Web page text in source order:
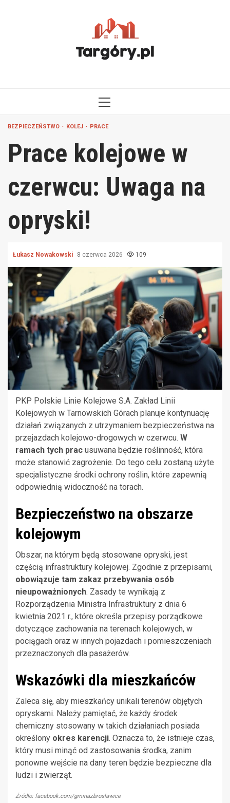
MENU
BEZPIECZEŃSTWO KOLEJ PRACE
Prace kolejowe w
czerwcu: Uwaga na
opryski!
Łukasz Nowakowski 8 czerwca 2026 109
PKP Polskie Linie Kolejowe S.A. Zakład Linii
Kolejowych w Tarnowskich Górach planuje kontynuację
działań związanych z utrzymaniem bezpieczeństwa na
przejazdach kolejowo-drogowych w czerwcu. W
ramach tych prac usuwana będzie roślinność, która
może stanowić zagrożenie. Do tego celu zostaną użyte
specjalistyczne środki ochrony roślin, które zapewnią
odpowiednią widoczność na torach.
Bezpieczeństwo na obszarze
kolejowym
Obszar, na którym będą stosowane opryski, jest
częścią infrastruktury kolejowej. Zgodnie z przepisami,
obowiązuje tam zakaz przebywania osób
nieupoważnionych. Zasady te wynikają z
Rozporządzenia Ministra Infrastruktury z dnia 6
kwietnia 2021 r., które określa przepisy porządkowe
dotyczące zachowania na terenach kolejowych, w
pociągach oraz w innych pojazdach i pomieszczeniach
przeznaczonych dla pasażerów.
Wskazówki dla mieszkańców
Zaleca się, aby mieszkańcy unikali terenów objętych
opryskami. Należy pamiętać, że każdy środek
chemiczny stosowany w takich działaniach posiada
określony okres karencji. Oznacza to, że istnieje czas,
który musi minąć od zastosowania środka, zanim
ponowne wejście na dany teren będzie bezpieczne dla
ludzi i zwierząt.
Źródło: facebook.com/gminazbroslawice